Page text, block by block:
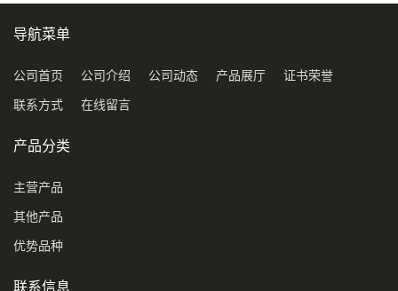
导航菜单
公司首页 公司介绍 公司动态 产品展厅 证书荣誉
联系方式 在线留言
产品分类
主营产品
其他产品
优势品种
联系信息